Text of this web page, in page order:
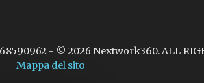
- © 2026 Nextwork360. ALL
Mappa del sito